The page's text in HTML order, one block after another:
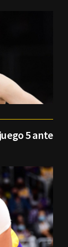
5 ante